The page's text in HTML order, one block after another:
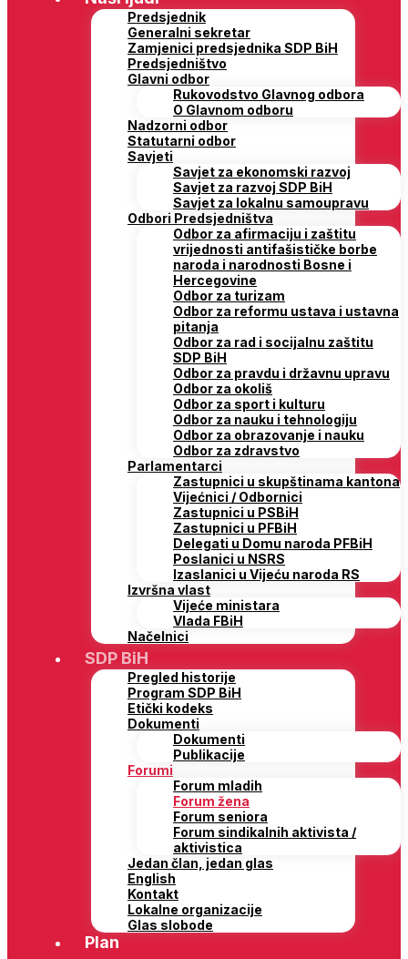
Predsjednik
Generalni sekretar
Zamjenici predsjednika SDP BiH
Predsjedništvo
Glavni odbor
Rukovodstvo Glavnog odbora
O Glavnom odboru
Nadzorni odbor
Statutarni odbor
Savjeti
Savjet za ekonomski razvoj
Savjet za razvoj SDP BiH
Savjet za lokalnu samoupravu
Odbori Predsjedništva
Odbor za afirmaciju i zaštitu
vrijednosti antifašističke borbe
naroda i narodnosti Bosne i
Hercegovine
Odbor za turizam
Odbor za reformu ustava i ustavna
pitanja
Odbor za rad i socijalnu zaštitu
SDP BiH
Odbor za pravdu i državnu upravu
Odbor za okoliš
Odbor za sport i kulturu
Odbor za nauku i tehnologiju
Odbor za obrazovanje i nauku
Odbor za zdravstvo
Parlamentarci
Zastupnici u skupštinama kantona
Vijećnici / Odbornici
Zastupnici u PSBiH
Zastupnici u PFBiH
Delegati u Domu naroda PFBiH
Poslanici u NSRS
Izaslanici u Vijeću naroda RS
Izvršna vlast
Vijeće ministara
Vlada FBiH
Načelnici
SDP BiH
Pregled historije
Program SDP BiH
Etički kodeks
Dokumenti
Dokumenti
Publikacije
Forumi
Forum mladih
Forum žena
Forum seniora
Forum sindikalnih aktivista /
aktivistica
Jedan član, jedan glas
English
Kontakt
Lokalne organizacije
Glas slobode
Plan